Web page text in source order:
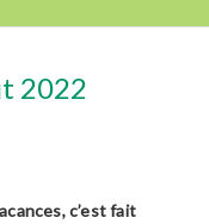
2022
, c’est fait